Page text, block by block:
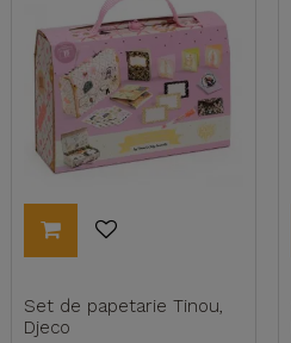
Set de papetarie Tinou,
Djeco